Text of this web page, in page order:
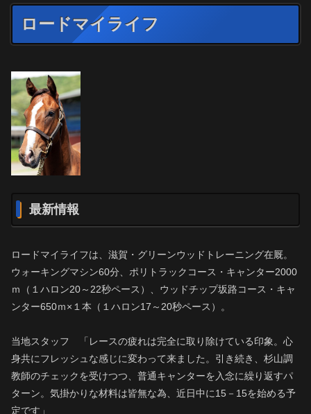
ロードマイライフ
最新情報
ロードマイライフは、滋賀・グリーンウッドトレーニング在厩。
ウォーキングマシン60分、ポリトラックコース・キャンター2000
ｍ（１ハロン20～22秒ペース）、ウッドチップ坂路コース・キャ
ンター650ｍ×１本（１ハロン17～20秒ペース）。
当地スタッフ 「レースの疲れは完全に取り除けている印象。心
身共にフレッシュな感じに変わって来ました。引き続き、杉山調
教師のチェックを受けつつ、普通キャンターを入念に繰り返すパ
ターン。気掛かりな材料は皆無な為、近日中に15－15を始める予
定です」